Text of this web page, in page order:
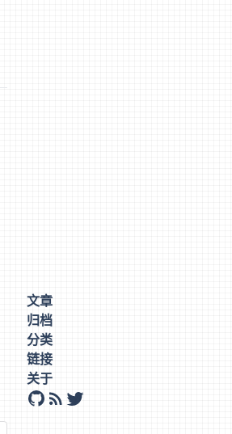
文章
归档
分类
链接
关于
github
rss twitter